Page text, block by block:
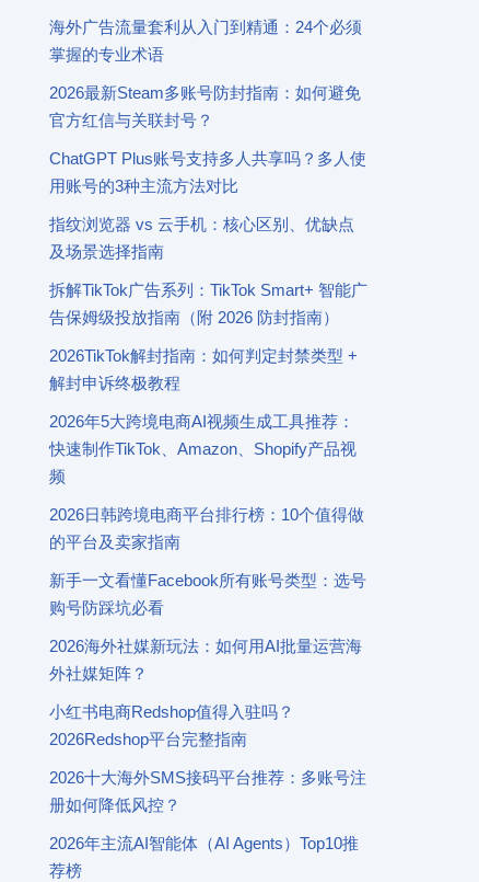
海外广告流量套利从入门到精通：24个必须
掌握的专业术语
2026最新Steam多账号防封指南：如何避免
官方红信与关联封号？
ChatGPT Plus账号支持多人共享吗？多人使
用账号的3种主流方法对比
指纹浏览器 vs 云手机：核心区别、优缺点
及场景选择指南
拆解TikTok广告系列：TikTok Smart+ 智能广
告保姆级投放指南（附 2026 防封指南）
2026TikTok解封指南：如何判定封禁类型 +
解封申诉终极教程
2026年5大跨境电商AI视频生成工具推荐：
快速制作TikTok、Amazon、Shopify产品视
频
2026日韩跨境电商平台排行榜：10个值得做
的平台及卖家指南
新手一文看懂Facebook所有账号类型：选号
购号防踩坑必看
2026海外社媒新玩法：如何用AI批量运营海
外社媒矩阵？
小红书电商Redshop值得入驻吗？
2026Redshop平台完整指南
2026十大海外SMS接码平台推荐：多账号注
册如何降低风控？
2026年主流AI智能体（AI Agents）Top10推
荐榜